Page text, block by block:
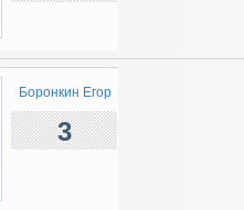
Боронкин Егор
3